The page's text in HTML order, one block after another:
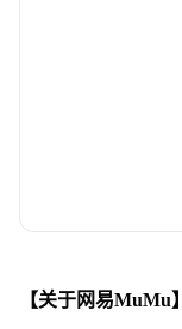
【关于网易MuMu】